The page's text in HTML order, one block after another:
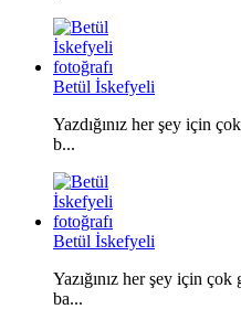
Betül İskefyeli
Yazdığınız her şey için
b...
Betül İskefyeli
Yazığınız her şey için
ba...